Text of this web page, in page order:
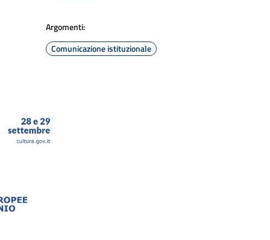
Argomenti:
Comunicazione istituzionale